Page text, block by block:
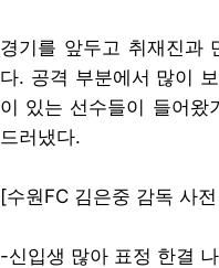
경기를 앞두고 취재진과
다. 공격 부분에서 많이
이 있는 선수들이 들어왔
드러냈다.
[수원FC 김은중 감독 사
-신입생 많아 표정 한결